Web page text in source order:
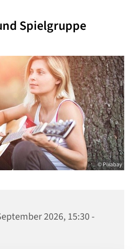
Spielgruppe
© Pixabay
2026, 15:30 -